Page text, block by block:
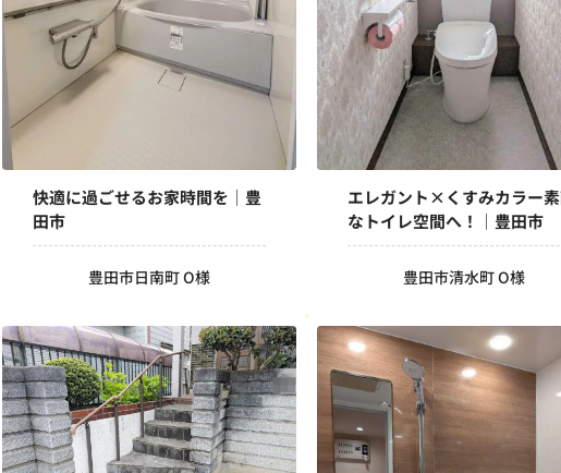
快適に過ごせるお家時間を｜豊
田市
豊田市日南町 O様
エレガント×くすみカラー
なトイレ空間へ！｜豊田市
豊田市清水町 O様